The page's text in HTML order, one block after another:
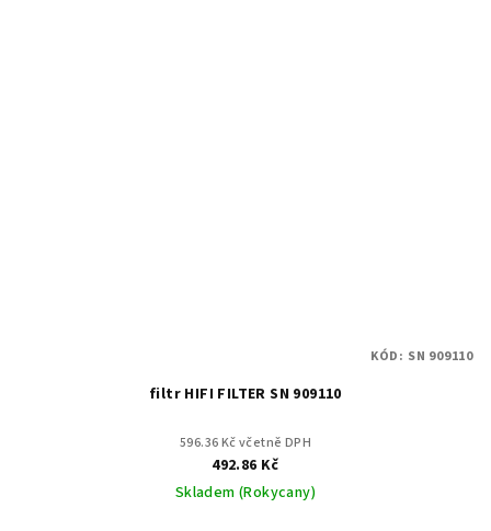
filtr HIFI FILTER SN 909110
596.36 Kč včetně DPH
492.86 Kč
Skladem (Rokycany)
KÓD: SN 909110